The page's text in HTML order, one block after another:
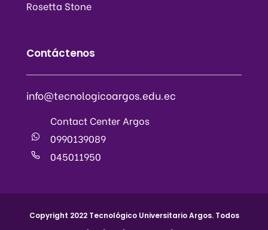
Rosetta Stone
Contáctenos
info@tecnologicoargos.edu.ec
Contact Center Argos
0990139089
045011950
Copyright 2022 Tecnológico Universitario Argos. Todos